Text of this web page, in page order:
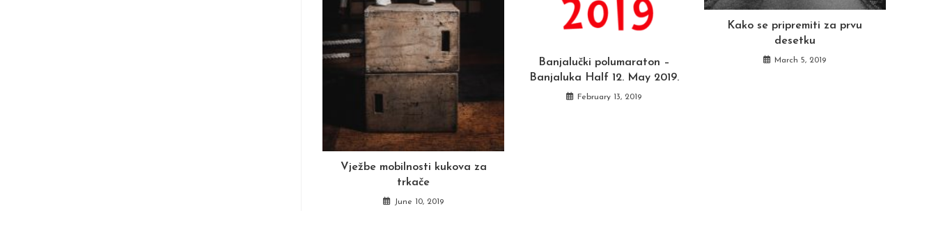
Vježbe mobilnosti kukova za
trkače
June 10, 2019
Banjalučki polumaraton –
Banjaluka Half 12. May 2019.
February 13, 2019
Kako se pripremiti za prvu
desetku
March 5, 2019